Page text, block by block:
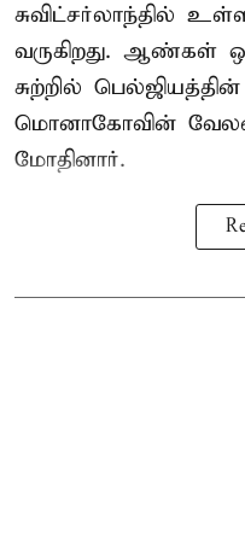
சுவிட்சர்லாந்தில்
வருகிறது. ஆண்கள்
சுற்றில்
மொனாகோவின்
மோதினார்.